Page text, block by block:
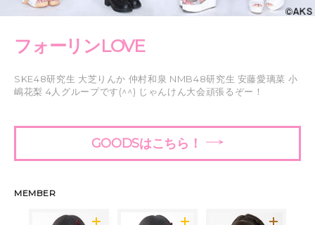
フォーリンLOVE
SKE48研究生 大芝りんか 仲村和泉 NMB48研究生 安藤愛璃菜 小
嶋花梨 4人グループです(^^) じゃんけん大会頑張るぞー！
GOODSはこちら！
MEMBER